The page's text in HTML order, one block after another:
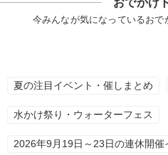
おでかけ
今みんなが気になっているおで
夏の注目イベント・催しまとめ
水かけ祭り・ウォーターフェス
2026年9月19日～23日の連休開催